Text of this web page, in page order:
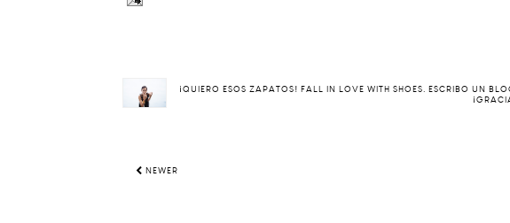
¡QUIERO ESOS ZAPATOS! FALL IN LOVE WITH SHOES. ESCRIBO UN
NEWER